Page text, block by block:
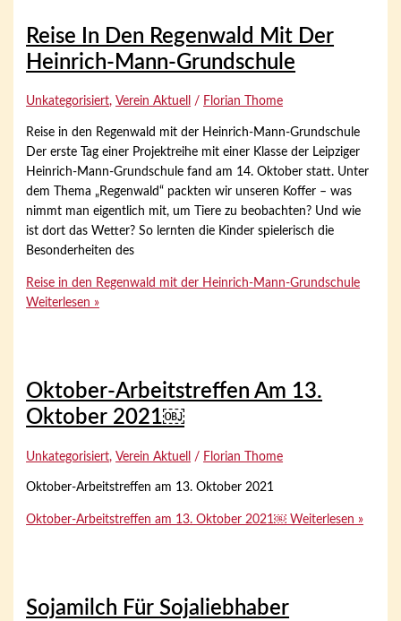
Reise In Den Regenwald Mit Der
Heinrich-Mann-Grundschule
Unkategorisiert, Verein Aktuell / Florian Thome
Reise in den Regenwald mit der Heinrich-Mann-Grundschule
Der erste Tag einer Projektreihe mit einer Klasse der Leipziger
Heinrich-Mann-Grundschule fand am 14. Oktober statt. Unter
dem Thema „Regenwald“ packten wir unseren Koffer – was
nimmt man eigentlich mit, um Tiere zu beobachten? Und wie
ist dort das Wetter? So lernten die Kinder spielerisch die
Besonderheiten des
Reise in den Regenwald mit der Heinrich-Mann-Grundschule
Weiterlesen »
Oktober-Arbeitstreffen Am 13.
Oktober 2021￼
Unkategorisiert,Verein Aktuell / Florian Thome
Oktober-Arbeitstreffen am 13. Oktober 2021
Oktober-Arbeitstreffen am 13. Oktober 2021￼ Weiterlesen »
Sojamilch Für Sojaliebhaber